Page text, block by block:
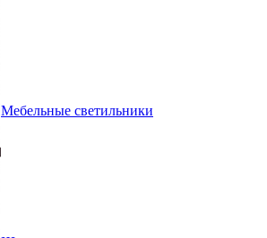
Мебельные светильники